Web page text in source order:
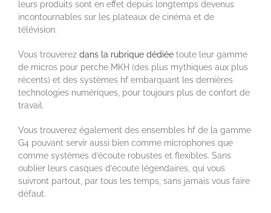
leurs produits sont en effet depuis longtemps devenus
incontournables sur les plateaux de cinéma et de
télévision.
Vous trouverez dans la rubrique dédiée toute leur gamme
de micros pour perche MKH (des plus mythiques aux plus
récents) et des systèmes hf embarquant les dernières
technologies numériques, pour toujours plus de confort de
travail.
Vous trouverez également des ensembles hf de la gamme
G4 pouvant servir aussi bien comme microphones que
comme systèmes d’écoute robustes et flexibles. Sans
oublier leurs casques d’écoute légendaires, qui vous
suivront partout, par tous les temps, sans jamais vous faire
défaut.